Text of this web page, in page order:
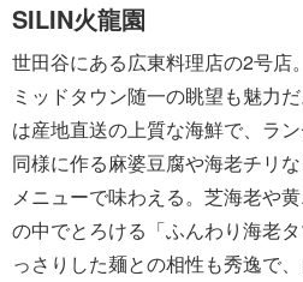
SILIN火龍園
世田谷にある広東料理店の2号店
ミッドタウン随一の眺望も魅力
は産地直送の上質な海鮮で、ラ
同様に作る麻婆豆腐や海老チリ
メニューで味わえる。芝海老や
の中でとろける「ふんわり海老
っさりした麺との相性も秀逸で